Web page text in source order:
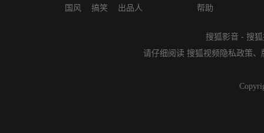
国风
搞笑
出品人
帮助
搜狐影音 - 搜
请仔细阅读 搜狐视频隐私政策、